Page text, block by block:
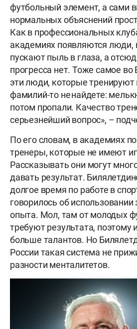
футбольный элемент, а сами
нормальных объяснений
Как в профессиональных
академиях появляются люди,
пускают пыль в глаза, а
прогресса нет. Тоже самое во
эти люди, которые
фамилий-то не найдете:
потом пропали. Качество
серьезнейший вопрос», –
По его словам, в академиях
тренеры, которые не имеют
Рассказывать они могут
давать результат.
долгое время по работе в
говорилось об использовании
опыта. Мол, там от молодых
требуют результата, поэтому
больше талантов. Но
России такая система не
разности менталитетов.